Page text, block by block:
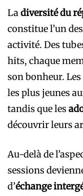
Ladiversité du
constitue l’un
activité. Des
hits, chaque
son bonheur. Les
les plus jeunes
tandis que les
découvrir leurs
Au-delà de
sessions
d’échange